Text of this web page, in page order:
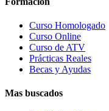
Curso Homologado
Curso Online
Curso de ATV
Prácticas Reales
Becas y Ayudas
Mas buscados